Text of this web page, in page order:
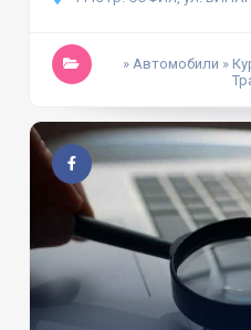
» Автомобили »